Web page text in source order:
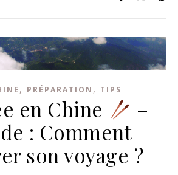
, PRÉPARATION , TIPS
en Chine
–
: Comment
son voyage ?